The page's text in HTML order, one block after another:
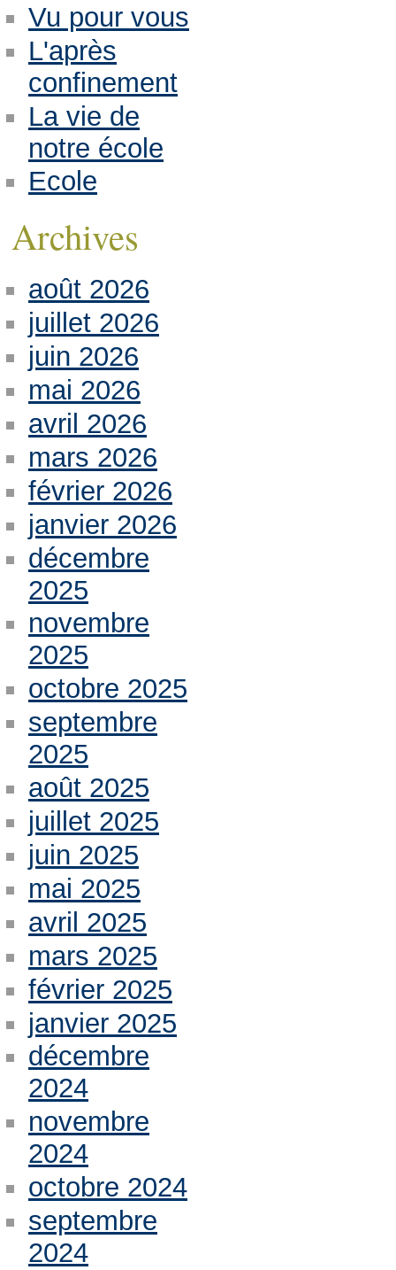
Vu pour vous
L'après
confinement
La vie de
notre école
Ecole
Archives
août 2026
juillet 2026
juin 2026
mai 2026
avril 2026
mars 2026
février 2026
janvier 2026
décembre
2025
novembre
2025
octobre 2025
septembre
2025
août 2025
juillet 2025
juin 2025
mai 2025
avril 2025
mars 2025
février 2025
janvier 2025
décembre
2024
novembre
2024
octobre 2024
septembre
2024